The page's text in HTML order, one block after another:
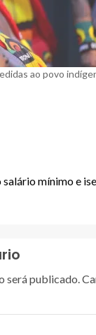
ao povo
mínimo e
será publicado.